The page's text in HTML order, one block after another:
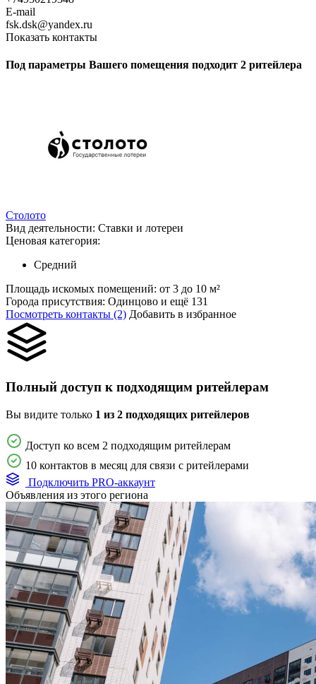
E-mail
fsk.dsk@yandex.ru
Показать контакты
Под параметры Вашего помещения подходит 2 ритейлера
Столото
Вид деятельности: Ставки и лотереи
Ценовая категория:
Средний
Площадь искомых помещений: от 3 до 10 м²
Города присутствия: Одинцово и ещё 131
Посмотреть контакты (2) Добавить в избранное
Полный доступ к подходящим ритейлерам
Вы видите только 1 из 2 подходящих ритейлеров
Доступ ко всем 2 подходящим ритейлерам
10 контактов в месяц для связи с ритейлерами
Подключить PRO-аккаунт
Объявления из этого региона